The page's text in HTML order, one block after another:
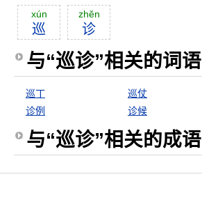
xún
巡
zhĕn
诊
与“巡诊”相关的词语
巡丁 巡仗
诊例
诊候
与“巡诊”相关的成语